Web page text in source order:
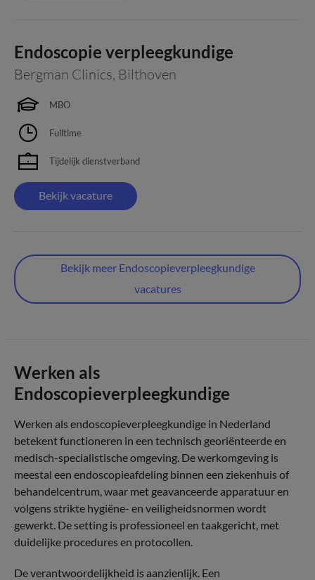
Endoscopie verpleegkundige
Bergman Clinics, Bilthoven
MBO
Fulltime
Tijdelijk dienstverband
Bekijk vacature
Bekijk meer Endoscopieverpleegkundige
vacatures
Werken als
Endoscopieverpleegkundige
Werken als endoscopieverpleegkundige in Nederland
betekent functioneren in een technisch georiënteerde en
medisch-specialistische omgeving. De werkomgeving is
meestal een endoscopieafdeling binnen een ziekenhuis of
behandelcentrum, waar met geavanceerde apparatuur en
volgens strikte hygiëne- en veiligheidsnormen wordt
gewerkt. De setting is professioneel en taakgericht, met
duidelijke procedures en protocollen.
De verantwoordelijkheid is aanzienlijk. Een